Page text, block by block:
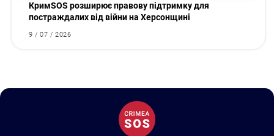
КримSOS розширює правову підтримку для
постраждалих від війни на Херсонщині
9 / 07 / 2026